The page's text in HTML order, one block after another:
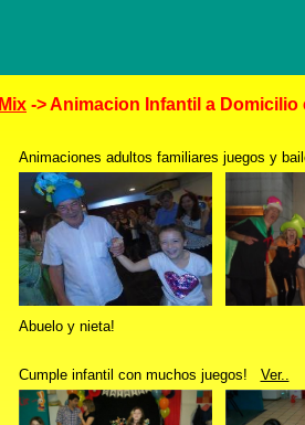
Mix -> Animacion Infantil a Domicilio
Animaciones adultos familiares juegos y
Abuelo y nieta!
Cumple infantil con muchos juegos! Ver..